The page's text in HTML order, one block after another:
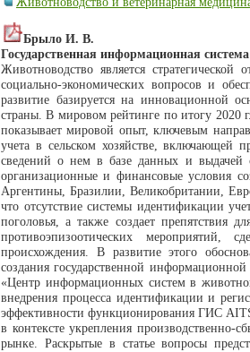
Брыло И. В.
Государственная информационная
Животноводство является
социально-экономических вопросов и
развитие базируется на инновационной
страны. В мировом рейтинге по итогу 2020
показывает мировой опыт, ключевым
учета в сельском хозяйстве, включающей
сведений о нем в базе данных и выдачей
организационные и финансовые условия
Аргентины, Бразилии, Великобритании,
что отсутствие системы идентификации
поголовья, а также создает препятствия
противоэпизоотических
происхождения. В развитие этого
создания государственной
«Центр информационных систем в
внедрения процесса идентификации и
эффективности функционирования ГИС
в контексте укрепления
рынке. Раскрытые в статье вопросы